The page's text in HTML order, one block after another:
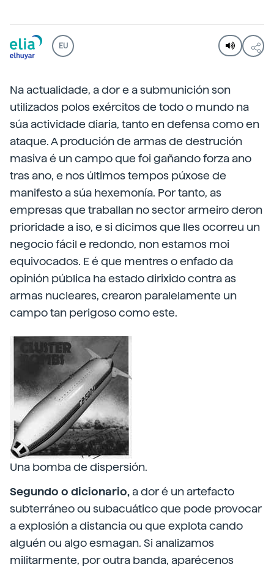
EU
Na actualidade, a dor e a submunición son
utilizados polos exércitos de todo o mundo na
súa actividade diaria, tanto en defensa como en
ataque. A produción de armas de destrución
masiva é un campo que foi gañando forza ano
tras ano, e nos últimos tempos púxose de
manifesto a súa hexemonía. Por tanto, as
empresas que traballan no sector armeiro deron
prioridade a iso, e si dicimos que lles ocorreu un
negocio fácil e redondo, non estamos moi
equivocados. E é que mentres o enfado da
opinión pública ha estado dirixido contra as
armas nucleares, crearon paralelamente un
campo tan perigoso como este.
Una bomba de dispersión.
Segundo o dicionario, a dor é un artefacto
subterráneo ou subacuático que pode provocar
a explosión a distancia ou que explota cando
alguén ou algo esmagan. Si analizamos
militarmente, por outra banda, aparécenos